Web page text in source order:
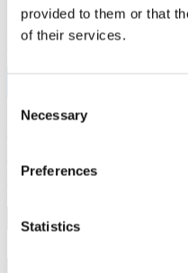
provided to them or that
of their services.
Selection
Necessary
Preferences
Statistics
Leggi di più
Assemblea
Presidente di
sull'andamento